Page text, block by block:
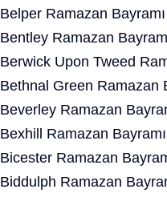
Belper Ramazan
Bentley Ramazan
Berwick Upon Tweed
Bethnal Green Ramazan
Beverley Ramazan
Bexhill Ramazan
Bicester Ramazan
Biddulph Ramazan